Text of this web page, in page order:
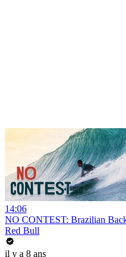
14:06
NO CONTEST: Brazilian
Red Bull
il y a 8 ans